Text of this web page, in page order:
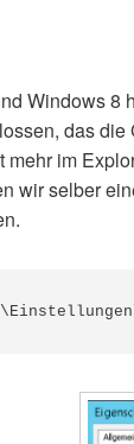
Windows 8
das
mehr im
wir selber